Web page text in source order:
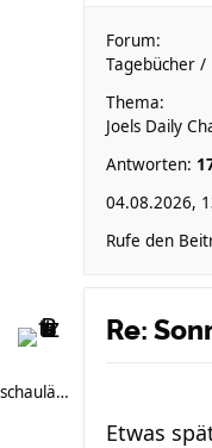
Forum:
Tagebücher /
Thema:
Joels Daily
Antworten:
04.08.2026,
Rufe den
schauläufer
Re:
Etwas